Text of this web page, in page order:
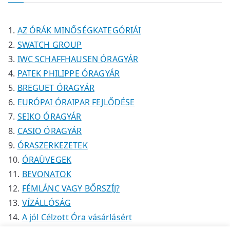
k
k
é
AZ ÓRÁK MINŐSÉGKATEGÓRIÁI
SWATCH GROUP
IWC SCHAFFHAUSEN ÓRAGYÁR
PATEK PHILIPPE ÓRAGYÁR
BREGUET ÓRAGYÁR
EURÓPAI ÓRAIPAR FEJLŐDÉSE
SEIKO ÓRAGYÁR
CASIO ÓRAGYÁR
ÓRASZERKEZETEK
ÓRAÜVEGEK
BEVONATOK
FÉMLÁNC VAGY BŐRSZÍJ?
VÍZÁLLÓSÁG
A jól Célzott Óra vásárlásért